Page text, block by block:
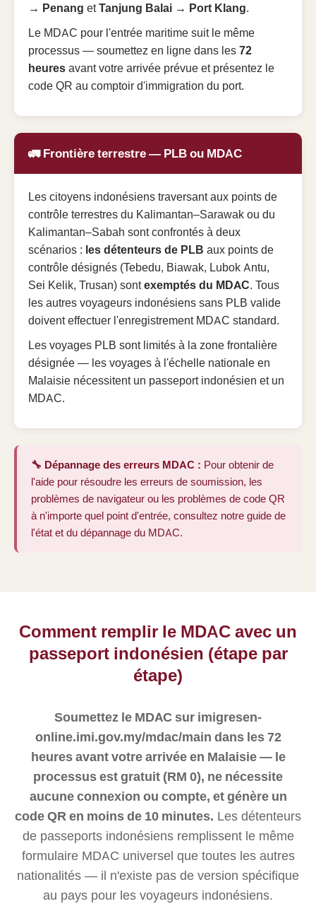
→ Penang etTanjung Balai → Port Klang.
Le MDAC pour l'entrée maritime suit le même
processus — soumettez en ligne dans les72
heuresavant votre arrivée prévue et présentez le
code QR au comptoir d'immigration du port.
🚛 Frontière terrestre — PLB ou MDAC
Les citoyens indonésiens traversant aux points de
contrôle terrestres du Kalimantan–Sarawak ou du
Kalimantan–Sabah sont confrontés à deux
scénarios : les détenteurs de PLB aux points de
contrôle désignés (Tebedu, Biawak, Lubok Antu,
Sei Kelik, Trusan) sontexemptés du MDAC. Tous
les autres voyageurs indonésiens sans PLB valide
doivent effectuer l'enregistrement MDAC standard.
Les voyages PLB sont limités à la zone frontalière
désignée — les voyages à l'échelle nationale en
Malaisie nécessitent un passeport indonésien et un
MDAC.
🔧 Dépannage des erreurs MDAC : Pour obtenir de
l'aide pour résoudre les erreurs de soumission, les
problèmes de navigateur ou les problèmes de code QR
à n'importe quel point d'entrée, consultez notre guide de
l'état et du dépannage du MDAC.
Comment remplir le MDAC avec un
passeport indonésien (étape par
étape)
Soumettez le MDAC sur imigresen-
online.imi.gov.my/mdac/main dans les 72
heures avant votre arrivée en Malaisie — le
processus est gratuit (RM 0), ne nécessite
aucune connexion ou compte, et génère un
code QR en moins de 10 minutes. Les détenteurs
de passeports indonésiens remplissent le même
formulaire MDAC universel que toutes les autres
nationalités — il n'existe pas de version spécifique
au pays pour les voyageurs indonésiens.